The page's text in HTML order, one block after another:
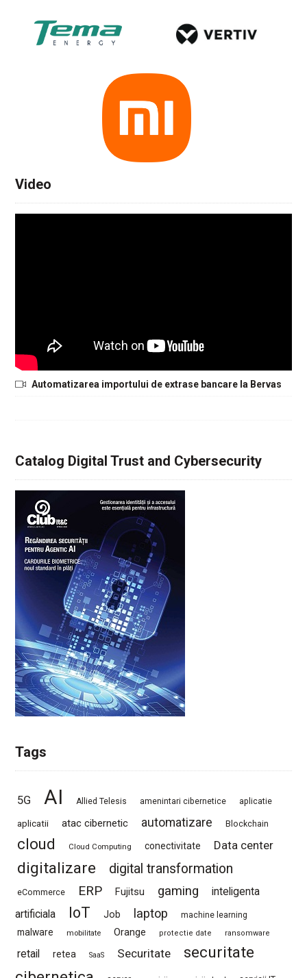
Video
Automatizarea importului de extrase bancare la Bervas
Catalog Digital Trust and Cybersecurity
Tags
5G AI Allied Telesis amenintari cibernetice aplicatie
aplicatii atac cibernetic automatizare Blockchain
cloud Cloud Computing conectivitate Data center
digitalizare digital transformation
eCommerce ERP Fujitsu gaming
inteligenta
artificiala
IoT Job laptop machine learning
malware mobilitate Orange protectie date ransomware
retail retea SaaS Securitate
securitate